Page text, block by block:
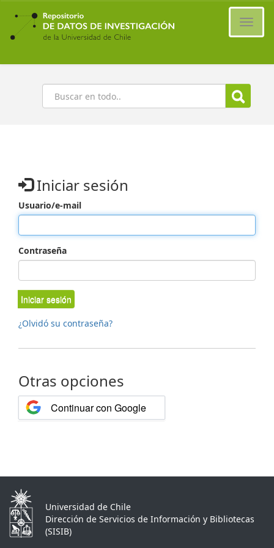
Ir
contenido
principal
Buscar
Iniciar sesión
Usuario/e-mail
Contraseña
Iniciar sesión
¿Olvidó su contraseña?
Otras opciones
Continuar con Google
Universidad de Chile
Dirección de Servicios de Información y Bibliotecas
(SISIB)